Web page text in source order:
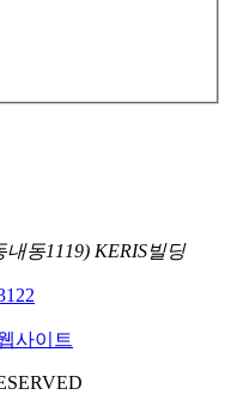
동1119) KERIS빌딩